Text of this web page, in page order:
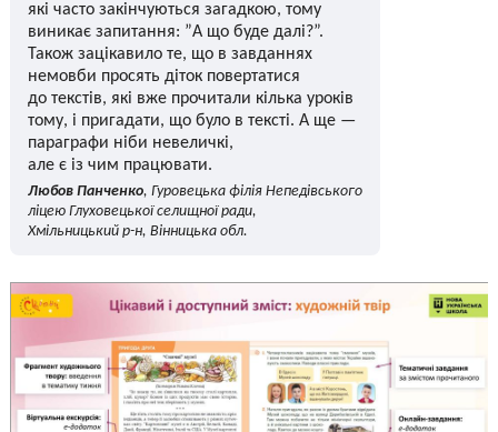
які часто закінчуються загадкою, тому
виникає запитання: ”А що буде далі?”.
Також зацікавило те, що в завданнях
немовби просять діток повертатися
до текстів, які вже прочитали кілька уроків
тому, і пригадати, що було в тексті. А ще —
параграфи ніби невеличкі,
але є із чим працювати.
Любов Панченко, Гуровецька філія Непедівського
ліцею Глуховецької селищної ради,
Хмільницький р-н, Вінницька обл.